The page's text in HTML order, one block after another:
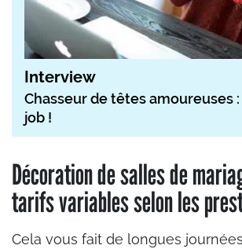
Interview
Chasseur de têtes amoureuses
job !
Décoration de salles de
tarifs variables selon les
Cela vous fait de longues